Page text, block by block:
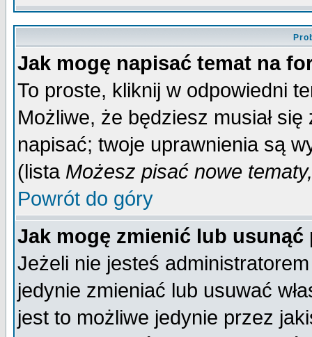
Jak mogę napisać temat na
To proste, kliknij w odpowiedni
Możliwe, że będziesz musiał
napisać; twoje uprawnienia są
(lista Możesz pisać nowe
Powrót do góry
Jak mogę zmienić lub usunąć
Jeżeli nie jesteś
jedynie zmieniać lub usuwać
jest to możliwe jedynie przez